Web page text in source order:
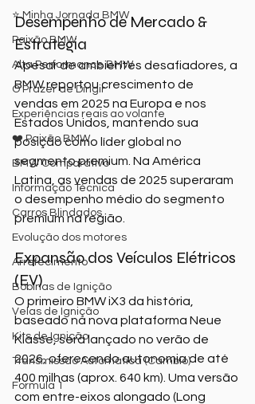
⭐ Minha Jornada BMW
Paixão BMW
Alta Performance BMW
O Prazer de Dirigir
Experiências reais ao volante
❤️ Paixão BMW
BMW Comparativo
Informação Técnica
Carros Blindados
Evolução dos motores
Arrefecimento
Bobinas de Ignição
Velas de Ignição
Kits de Ignição
Transmissão Automática (Cambio)
Formula 1
Desempenho de Mercado &
Estratégia
Apesar de ambientes desafiadores, a
BMW reportou crescimento de
vendas em 2025 na Europa e nos
Estados Unidos, mantendo sua
posição como líder global no
segmento premium. Na América
Latina, as vendas de 2025 superaram
o desempenho médio do segmento
premium na região.
Expansão dos Veículos Elétricos
(EV)
O primeiro BMW iX3 da história,
baseado na nova plataforma Neue
Klasse, será lançado no verão de
2026, oferecendo autonomia de até
400 milhas (aprox. 640 km). Uma versão
com entre-eixos alongado (Long